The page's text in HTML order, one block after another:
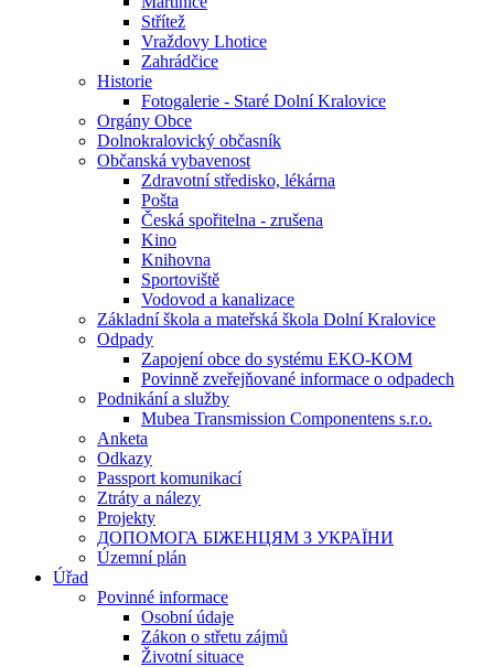
Střítež
Vraždovy Lhotice
Zahrádčice
Historie
Fotogalerie - Staré Dolní Kralovice
Orgány Obce
Dolnokralovický občasník
Občanská vybavenost
Zdravotní středisko, lékárna
Pošta
Česká spořitelna - zrušena
Kino
Knihovna
Sportoviště
Vodovod a kanalizace
Základní škola a mateřská škola Dolní Kralovice
Odpady
Zapojení obce do systému EKO-KOM
Povinně zveřejňované informace o odpadech
Podnikání a služby
Mubea Transmission Componentens s.r.o.
Anketa
Odkazy
Passport komunikací
Ztráty a nálezy
Projekty
ДОПОМОГА БІЖЕНЦЯМ З УКРАЇНИ
Územní plán
Úřad
Povinné informace
Osobní údaje
Zákon o střetu zájmů
Životní situace